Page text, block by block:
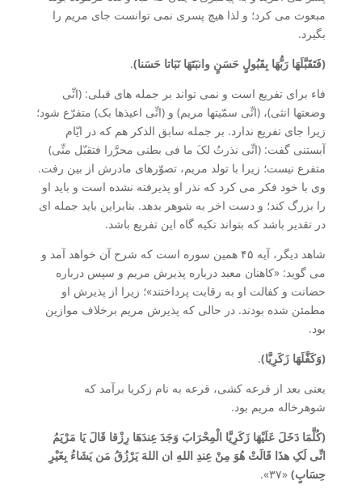
مبعوث می کرد؛ و لذا هیچ پسری نمی توانست جای مریم را
بگیرد.
(فَتَقَبَّلَهَا رَبُّهَا بِقَبُولٍ حَسَنٍ وانبَتَهَا نَبَاتا حَسَنا).
فاء برای تفریع است و نمی تواند بر جمله های قبلی: (انِّی
وضعتها انثی)، (انِّی سمّیتها مریم) و (انِّی اعیذها بک) متفرّع شود؛
زیرا جای تفریع ندارد. بر جمله سابق الذکر هم که در ایّام
آبستنی گفت: (انِّی نذرتُ لکَ ما فی بطنی محرَّرا فتقبّل منِّی)
متفرع نیست؛ زیرا با تولد مریم، تصوّرهای مادرش از بین رفت.
وی با خود فکر می کرد که نذر او پذیرفته نشده است و باید او
را بزرگ کند؛ و دست اخر به شوهر بدهد. بنابراین باید جمله ای
در تقدیر باشد که بتواند تکیه گاه این تفریع باشد.
شاهد دیگر، آیه ۴۵ همین سوره است که شرح آن خواهد آمد و
می گوید: «کاهنان معبد درباره پذیرش مریم و سپس درباره
حضانت و کفالت او به رقابت پرداختند»؛ زیرا از پذیرش او
مطمئن شده بودند. در حالی که پذیرش مریم برخلاف موازین
بود.
(وَکَفَّلَهَا زَکَرِیَّا).
یعنی بعد از قرعه کشی، قرعه به نام زکریا برآمد که
شوهرخاله مریم بود.
(کُلَّمَا دَخَلَ عَلَیْهَا زَکَرِیَّا الْمِحْرَابَ وَجَدَ عِندَهَا رِزْقا قَالَ یَا مَرْیَمُ
انِّی لَکِ هذَا قَالَتْ هُوَ مِنْ عِندِ اللهِ ان اللهَ یَرْزُقُ مَن یَشَاءُ بِغَیْرِ
حِسَابٍ) «۳۷».